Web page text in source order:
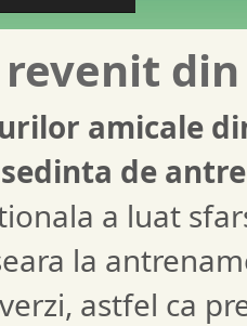
amicale
de
a luat
la
astfel ca